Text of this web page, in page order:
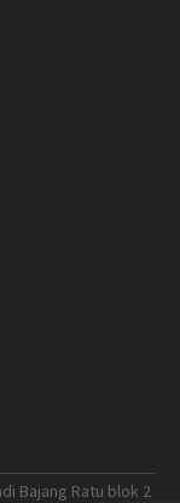
Bajang Ratu blok 2